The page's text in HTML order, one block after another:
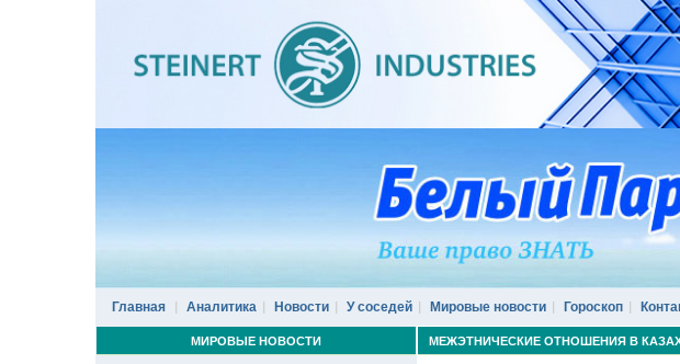
Главная Аналитика Новости У соседей Мировые новости Гороскоп
МЕЖЭТНИЧЕСКИЕ ОТНОШЕНИЯ В
МИРОВЫЕ НОВОСТИ